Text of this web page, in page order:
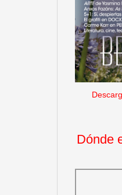
Dónde